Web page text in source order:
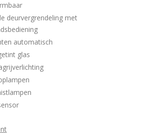
deurvergrendeling met
automatisch
glas